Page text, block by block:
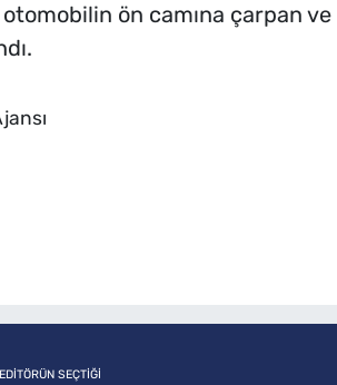
ön camına çarpan ve
EDITÖRÜN SEÇTIĞI